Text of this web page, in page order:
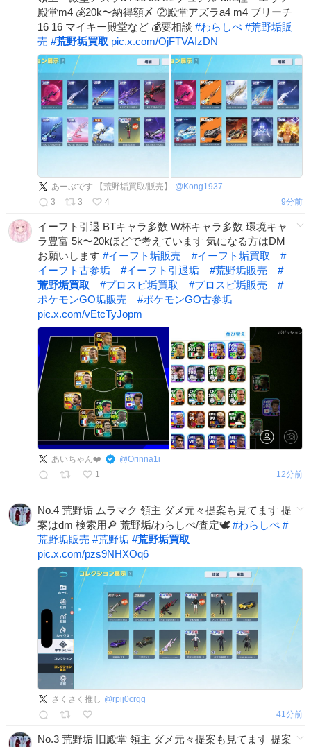
殿堂m4 💰20k〜納得額〆 ②殿堂アズラa4 m4 ブリーチ
16 16 マイキー殿堂など 💰要相談 #わらしべ #荒野垢販
売 #荒野垢買取 pic.x.com/OjFTVAIzDN
あーぶです 【荒野垢買取/販売】 @ Kong1937
3
3 4 10分前
イーフト引退 BTキャラ多数 W杯キャラ多数 環境キャ
ラ豊富 5k〜20kほどで考えています 気になる方はDM
お願いします #イーフト垢販売 #イーフト垢買取
#
イーフト古参垢
#イーフト引退垢 #荒野垢販売
#
荒野垢買取
#プロスピ垢買取 #プロスピ垢販売
#
ポケモンGO垢販売
#ポケモンGO古参垢
pic.x.com/vEtcTyJopm
あいちゃん❤️ @Orinna1i
1
12分前
No.4 荒野垢 ムラマク 領主 ダメ元々提案も見てます 提
案はdm 検索用🔎 荒野垢/わらしべ/査定🕊️ #わらしべ #
荒野垢販売 #荒野垢 #荒野垢買取
pic.x.com/pzs9NHXOq6
さくさく推し @rpij0crgg
41分前
No.3 荒野垢 旧殿堂 領主 ダメ元々提案も見てます 提案